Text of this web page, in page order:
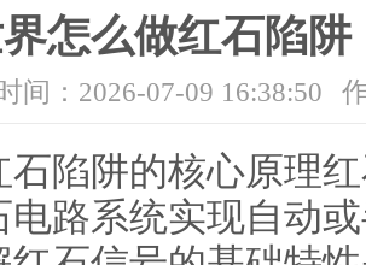
怎么做红石陷
间：2026-07-09 16:38:50
石陷阱的核心原理
电路系统实现自动